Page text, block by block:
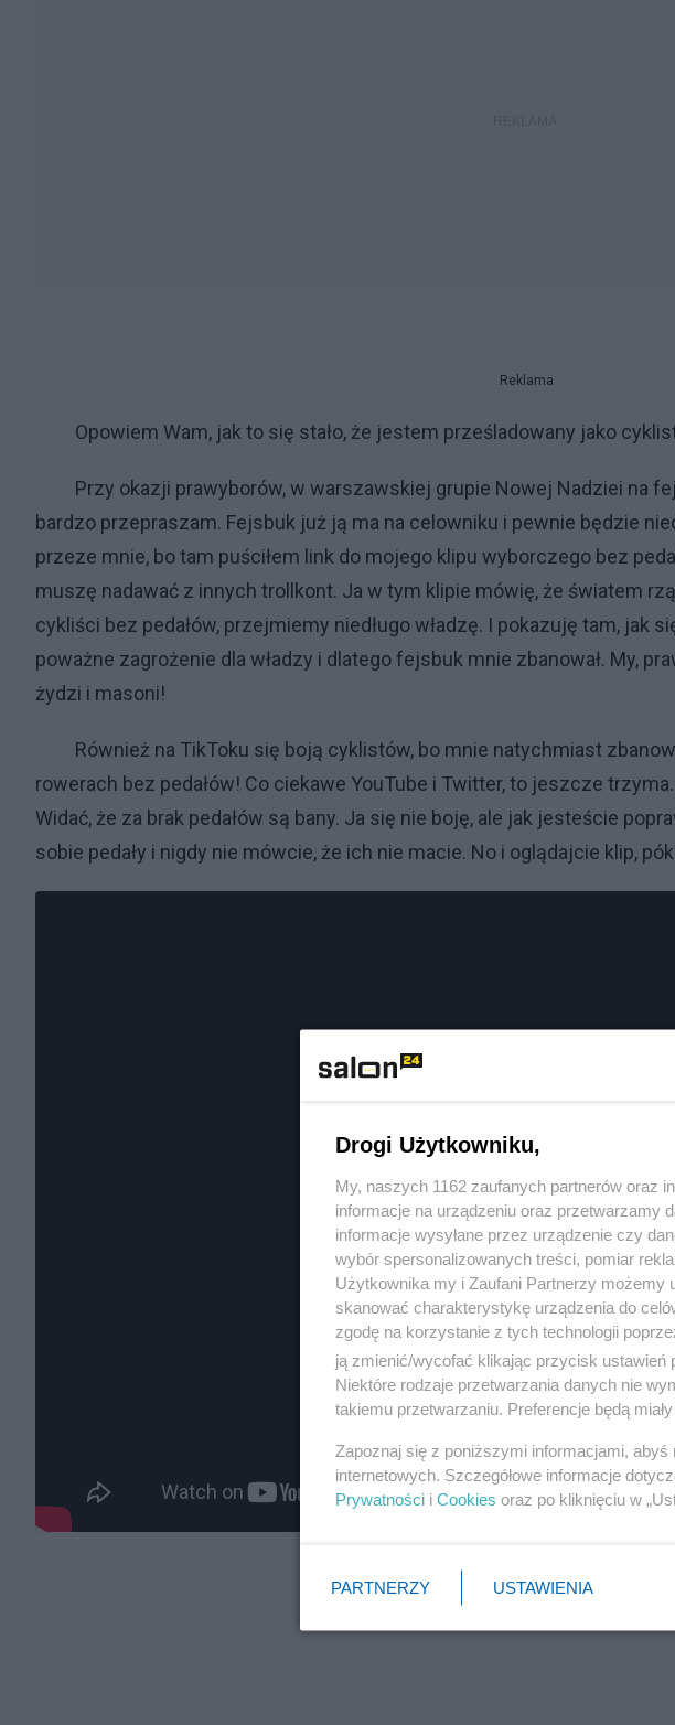
Reklama
Opowiem Wam, jak to się stało, że jestem prześladowany jako
Przy okazji prawyborów, w warszawskiej grupie Nowej Nadziei na
bardzo przepraszam. Fejsbuk już ją ma na celowniku i pewnie będzie
przeze mnie, bo tam puściłem link do mojego klipu wyborczego bez
muszę nadawać z innych trollkont. Ja w tym klipie mówię, że światem
cykliści bez pedałów, przejmiemy niedługo władzę. I pokazuję tam, jak
poważne zagrożenie dla władzy i dlatego fejsbuk mnie zbanował. My,
żydzi i masoni!
Również na TikToku się boją cyklistów, bo mnie natychmiast
rowerach bez pedałów! Co ciekawe YouTube i Twitter, to jeszcze
Widać, że za brak pedałów są bany. Ja się nie boję, ale jak jesteście
sobie pedały i nigdy nie mówcie, że ich nie macie. No i oglądajcie klip,
Drogi Użytkowniku,
My, naszych 1162 zaufanych partnerów oraz
informacje na urządzeniu oraz przetwarzamy
informacje wysyłane przez urządzenie czy
wybór spersonalizowanych treści, pomiar
Użytkownika my i Zaufani Partnerzy możemy
skanować charakterystykę urządzenia do
zgodę na korzystanie z tych technologii
ją zmienić/wycofać klikając przycisk
Niektóre rodzaje przetwarzania danych nie
takiemu przetwarzaniu. Preferencje będą
Zapoznaj się z poniższymi informacjami,
internetowych. Szczegółowe informacje
Prywatności i Cookies oraz po kliknięciu w
PARTNERZY USTAWIENIA